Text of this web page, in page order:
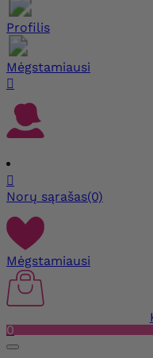
Profilis
Mėgstamiausi


Norų sąrašas(0)
Mėgstamiausi
0